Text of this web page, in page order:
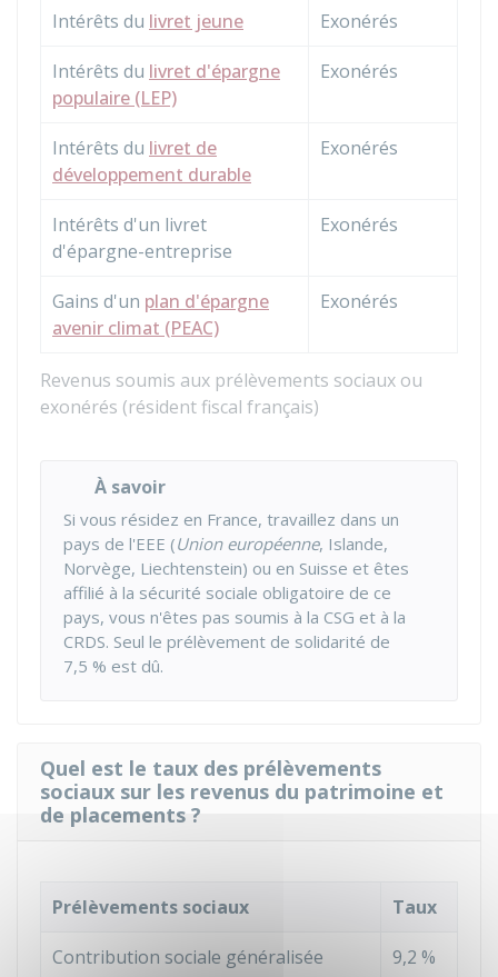
Revenus soumis aux prélèvements sociaux ou
exonérés (résident fiscal français)
Intérêts du livret jeune Exonérés
Intérêts du livret d'épargne
populaire (LEP)
Exonérés
Intérêts du livret de
développement durable
Exonérés
Intérêts d'un livret
d'épargne-entreprise
Exonérés
Gains d'un plan d'épargne
avenir climat (PEAC)
Exonérés
À savoir
Si vous résidez en France, travaillez dans un
pays de l'EEE (Union européenne, Islande,
Norvège, Liechtenstein) ou en Suisse et êtes
affilié à la sécurité sociale obligatoire de ce
pays, vous n'êtes pas soumis à la CSG et à la
CRDS. Seul le prélèvement de solidarité de
7,5 % est dû.
Quel est le taux des prélèvements
sociaux sur les revenus du patrimoine et
de placements ?
Prélèvements sociaux Taux
Contribution sociale généralisée
9,2 %